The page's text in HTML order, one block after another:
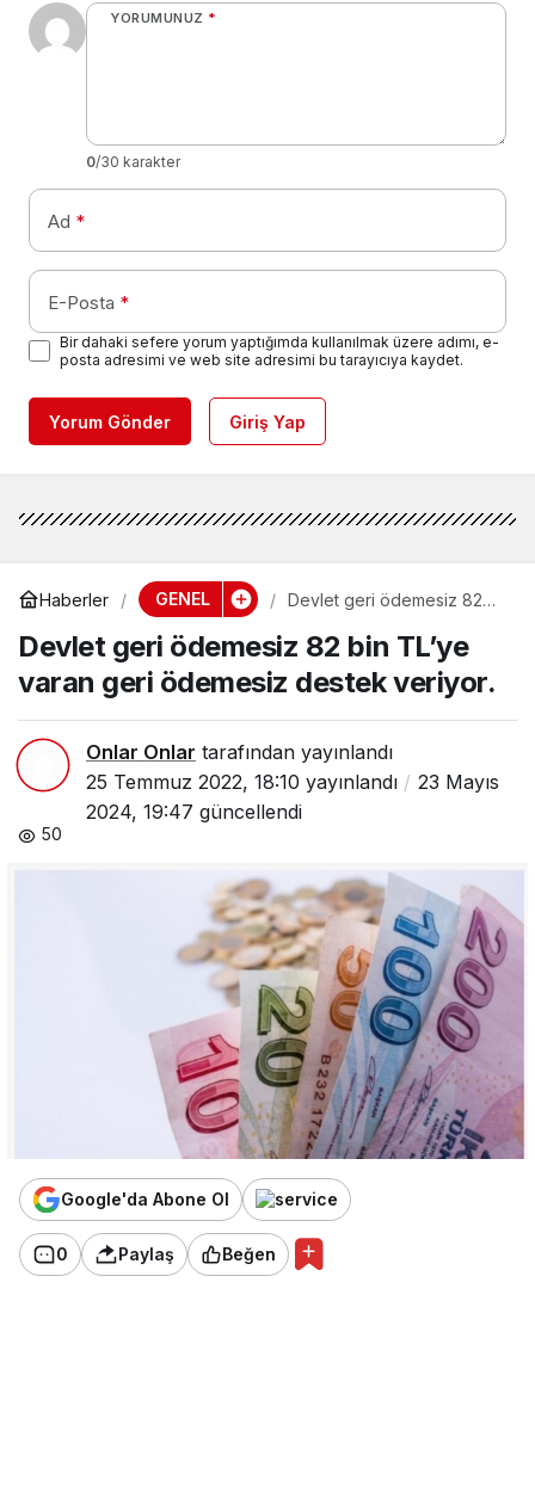
YORUMUNUZ *
0/30 karakter
Ad *
E-Posta *
Bir dahaki sefere yorum yaptığımda kullanılmak üzere adımı, e-
posta adresimi ve web site adresimi bu tarayıcıya kaydet.
Yorum Gönder Giriş Yap
Haberler GENEL
Devlet geri ödemesiz 82
ödemesiz destek veriyor.
Devlet geri ödemesiz 82 bin TL’ye
varan geri ödemesiz destek veriyor.
Onlar Onlar tarafından yayınlandı
25 Temmuz 2022, 18:10 yayınlandı
23 Mayıs
2024, 19:47 güncellendi
50
Google'da Abone Ol
0 Paylaş Beğen